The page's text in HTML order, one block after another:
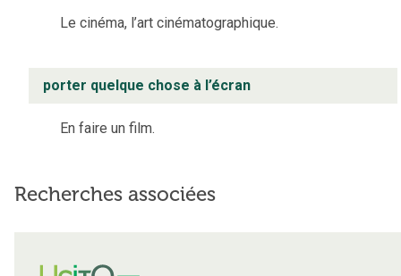
Le cinéma, l’art cinématographique.
porter quelque chose à l’écran
En faire un film.
Recherches associées